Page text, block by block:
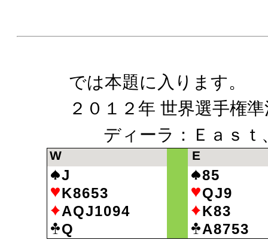
では本題に入ります。
２０１２年 世界選手権準
ディーラ：Ｅａｓｔ、
W
J
K8653
AQJ1094
Q
E
85
QJ9
K83
A8753